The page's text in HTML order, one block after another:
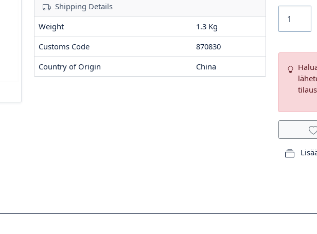
Shipping Details
Weight
1.3 Kg
Customs Code
870830
Country of Origin
China